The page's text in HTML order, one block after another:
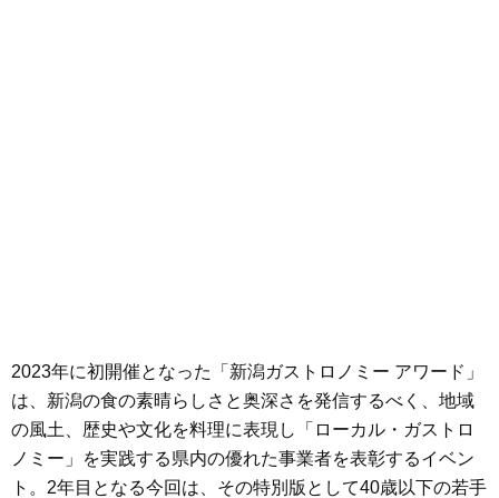
2023年に初開催となった「新潟ガストロノミー アワード」
は、新潟の食の素晴らしさと奥深さを発信するべく、地域
の風土、歴史や文化を料理に表現し「ローカル・ガストロ
ノミー」を実践する県内の優れた事業者を表彰するイベン
ト。2年目となる今回は、その特別版として40歳以下の若手